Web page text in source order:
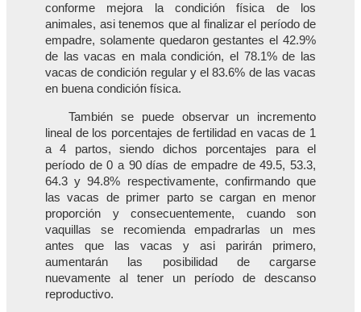
conforme mejora la condición física de los
animales, asi tenemos que al finalizar el período de
empadre, solamente quedaron gestantes el 42.9%
de las vacas en mala condición, el 78.1% de las
vacas de condición regular y el 83.6% de las vacas
en buena condición física.
También se puede observar un incremento
lineal de los porcentajes de fertilidad en vacas de 1
a 4 partos, siendo dichos porcentajes para el
período de 0 a 90 días de empadre de 49.5, 53.3,
64.3 y 94.8% respectivamente, confirmando que
las vacas de primer parto se cargan en menor
proporción y consecuentemente, cuando son
vaquillas se recomienda empadrarlas un mes
antes que las vacas y asi parirán primero,
aumentarán las posibilidad de cargarse
nuevamente al tener un período de descanso
reproductivo.